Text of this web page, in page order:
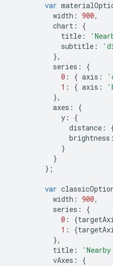
var
width : 900,
chart :
{
title :
subtitle :
},
series :
{
0 : { axis :
1 : { axis :
},
axes :
{
y :
{
distance :
brightness :
}
}
};
var
width : 900,
series :
{
0 : {
1 : {
},
title :
vAxes :
{